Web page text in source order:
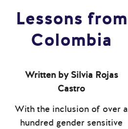
Lessons from
Colombia
Written by Silvia Rojas
Castro
With the inclusion of over a
hundred gender sensitive